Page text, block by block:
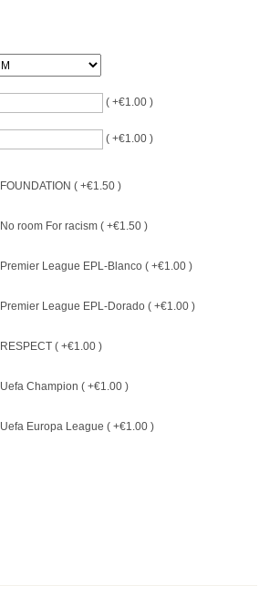
( +€1.00 )
( +€1.00 )
FOUNDATION ( +€1.50 )
No room For racism ( +€1.50 )
Premier League EPL-Blanco ( +€1.00 )
Premier League EPL-Dorado ( +€1.00 )
RESPECT ( +€1.00 )
Uefa Champion ( +€1.00 )
Uefa Europa League ( +€1.00 )